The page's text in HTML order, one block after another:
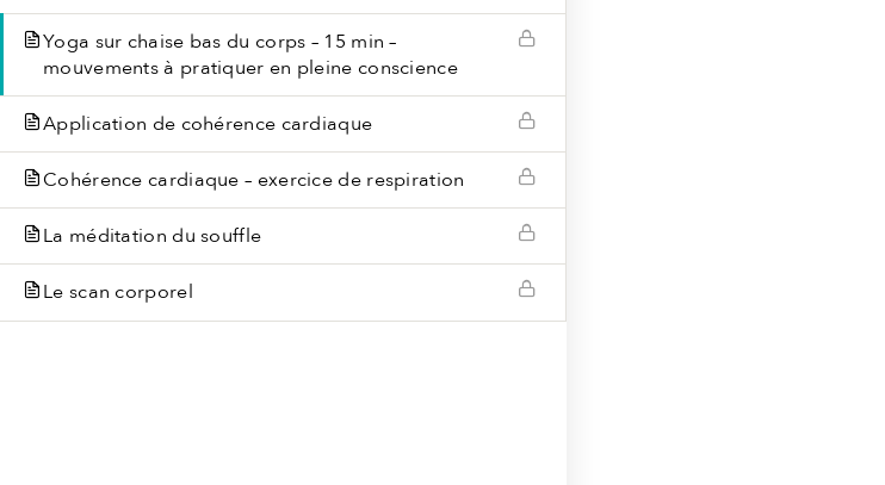
Yoga sur chaise bas du corps – 15 min –
mouvements à pratiquer en pleine conscience
Application de cohérence cardiaque
Cohérence cardiaque – exercice de respiration
La méditation du souffle
Le scan corporel